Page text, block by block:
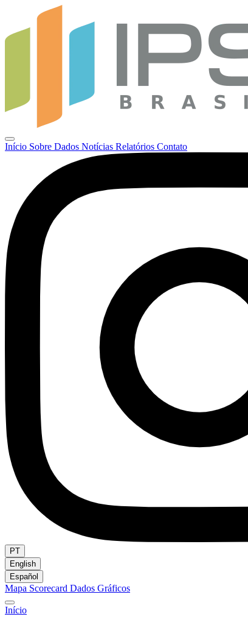
Início Sobre Dados Notícias Relatórios Contato
PT
English
Español
Mapa Scorecard Dados Gráficos
Início